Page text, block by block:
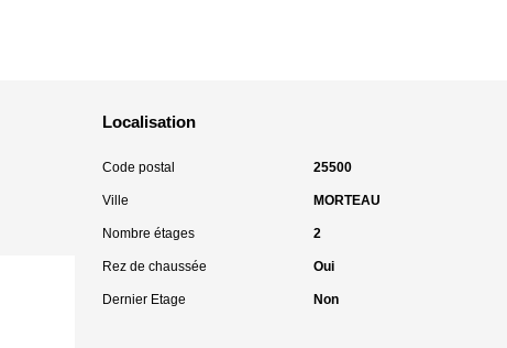
Localisation
Code postal 25500
Ville MORTEAU
Nombre étages 2
Rez de chaussée Oui
Dernier Etage Non